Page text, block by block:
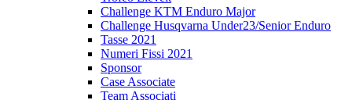
Challenge KTM Enduro Major
Challenge Husqvarna Under23/Senior Enduro
Tasse 2021
Numeri Fissi 2021
Sponsor
Case Associate
Team Associati